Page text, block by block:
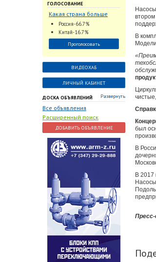
ГОЛОСОВАНИЕ
Какая страна больше
всего поставляет
трубопроводную
арматуру в химическую
отрасль?
Россия-66.7%
Китай-16.7%
Проголосовать
ВИДЕОХАБ
ЛИЧНЫЙ КАБИНЕТ
ДОСКА ОБЪЯВЛЕНИЙ Развернуть
Все объявления
Расширенный поиск
ДОБАВИТЬ ОБЪЯВЛЕНИЕ
В
был
В
В 2017